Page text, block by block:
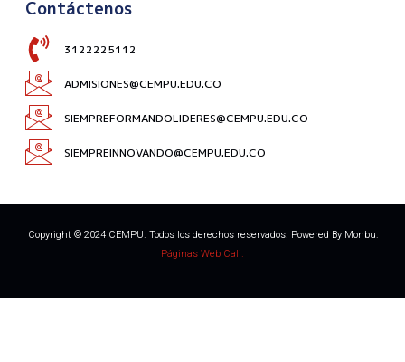
Contáctenos
3122225112
ADMISIONES@CEMPU.EDU.CO
SIEMPREFORMANDOLIDERES@CEMPU.EDU.CO
SIEMPREINNOVANDO@CEMPU.EDU.CO
Copyright © 2024 CEMPU. Todos los derechos reservados. Powered By Monbu:
Páginas Web Cali.